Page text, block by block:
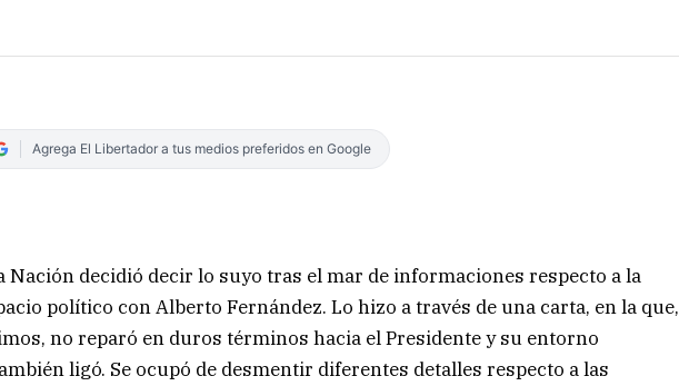
Agrega El Libertador a tus medios preferidos en Google
Nación decidió decir lo suyo tras el mar de informaciones respecto a la
político con Alberto Fernández. Lo hizo a través de una carta, en la que,
no reparó en duros términos hacia el Presidente y su entorno
ligó. Se ocupó de desmentir diferentes detalles respecto a las